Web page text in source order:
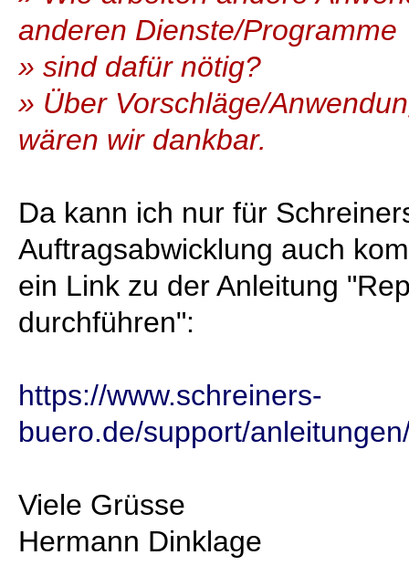
anderen Dienste/Programme
» sind dafür nötig?
» Über Vorschläge/
wären wir dankbar.
Da kann ich nur für
Auftragsabwicklung auch
ein Link zu der Anleitung
durchführen":
https://www.schreiners-
buero.de/support/
Viele Grüsse
Hermann Dinklage